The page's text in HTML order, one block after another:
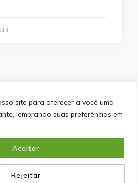
site para oferecer a você uma
lembrando suas preferências em
Rejeitar
Aceitar
2026Portal do Inferno
Blossom PinIt | Desenvolvido por
porWordPress.Política
de Privacidade
DE PRIVACIDADE
EQUIPE